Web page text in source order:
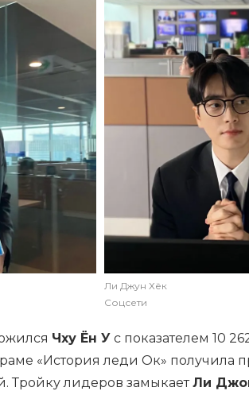
Ли Джун Хёк
Соцсети
Чху Ён У с показателем 10
«История леди Ок» получила
Тройку лидеров замыкаетЛи